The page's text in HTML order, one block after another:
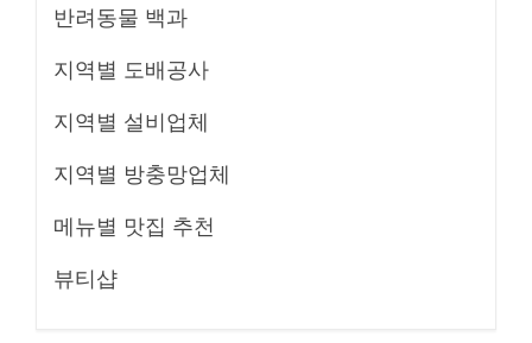
반려동물 백과
지역별 도배공사
지역별 설비업체
지역별 방충망업체
메뉴별 맛집 추천
뷰티샵